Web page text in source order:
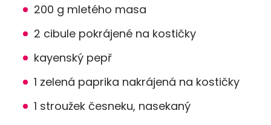
200 g mletého masa
2 cibule pokrájené na kostičky
kayenský pepř
1 zelená paprika nakrájená na kostičky
1 stroužek česneku, nasekaný